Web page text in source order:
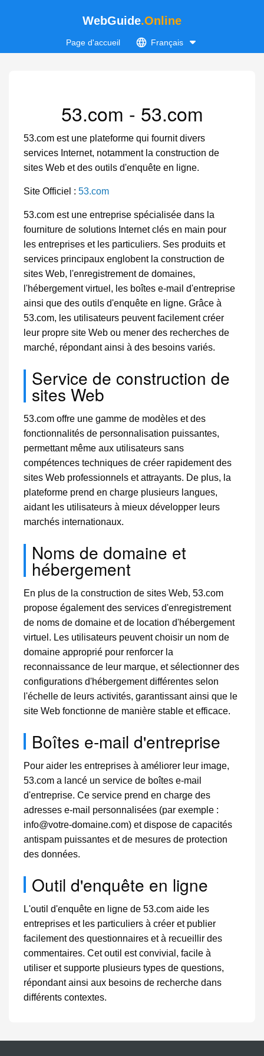
WebGuide.Online
Page d'accueil Français
53.com - 53.com
53.com est une plateforme qui fournit divers
services Internet, notamment la construction de
sites Web et des outils d'enquête en ligne.
Site Officiel : 53.com
53.com est une entreprise spécialisée dans la
fourniture de solutions Internet clés en main pour
les entreprises et les particuliers. Ses produits et
services principaux englobent la construction de
sites Web, l'enregistrement de domaines,
l'hébergement virtuel, les boîtes e-mail d'entreprise
ainsi que des outils d'enquête en ligne. Grâce à
53.com, les utilisateurs peuvent facilement créer
leur propre site Web ou mener des recherches de
marché, répondant ainsi à des besoins variés.
Service de construction de
sites Web
53.com offre une gamme de modèles et des
fonctionnalités de personnalisation puissantes,
permettant même aux utilisateurs sans
compétences techniques de créer rapidement des
sites Web professionnels et attrayants. De plus, la
plateforme prend en charge plusieurs langues,
aidant les utilisateurs à mieux développer leurs
marchés internationaux.
Noms de domaine et
hébergement
En plus de la construction de sites Web, 53.com
propose également des services d'enregistrement
de noms de domaine et de location d'hébergement
virtuel. Les utilisateurs peuvent choisir un nom de
domaine approprié pour renforcer la
reconnaissance de leur marque, et sélectionner des
configurations d'hébergement différentes selon
l'échelle de leurs activités, garantissant ainsi que le
site Web fonctionne de manière stable et efficace.
Boîtes e-mail d'entreprise
Pour aider les entreprises à améliorer leur image,
53.com a lancé un service de boîtes e-mail
d'entreprise. Ce service prend en charge des
adresses e-mail personnalisées (par exemple :
info@votre-domaine.com) et dispose de capacités
antispam puissantes et de mesures de protection
des données.
Outil d'enquête en ligne
L'outil d'enquête en ligne de 53.com aide les
entreprises et les particuliers à créer et publier
facilement des questionnaires et à recueillir des
commentaires. Cet outil est convivial, facile à
utiliser et supporte plusieurs types de questions,
répondant ainsi aux besoins de recherche dans
différents contextes.